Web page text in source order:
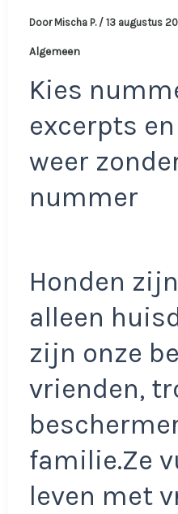
Door Mischa P. / 13 augustus
Algemeen
Kies
excerpts
weer
nummer
Honden
alleen
zijn onze
vrienden,
familie.Ze
leven met